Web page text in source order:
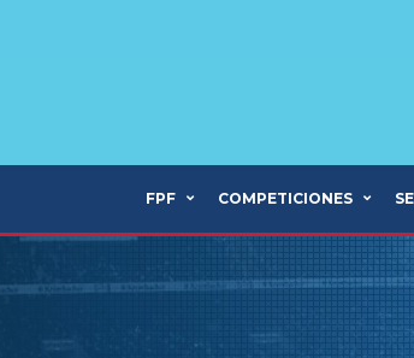
FPF COMPETICIONES